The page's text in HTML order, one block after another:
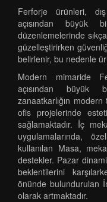
Ferforje ürünleri,
açısından büyük
düzenlemelerinde
güzelleştirirken
belirlenir, bu nedenle
Modern mimaride
açısından büyük
zanaatkarlığın
ofis projelerinde
sağlamaktadır. İç
uygulamalarında,
kullanılan Masa,
destekler. Pazar
beklentilerini
önünde bulundurulan
olarak artmaktadır.